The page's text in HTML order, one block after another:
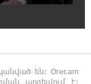
հանդես է
են: Orer.am
արգելվում է: